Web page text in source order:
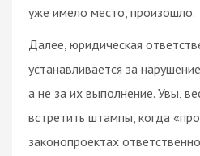
уже имело место, произошло.
Далее, юридическая
устанавливается за
а не за их выполнение. Увы,
встретить штампы, когда
законопроектах